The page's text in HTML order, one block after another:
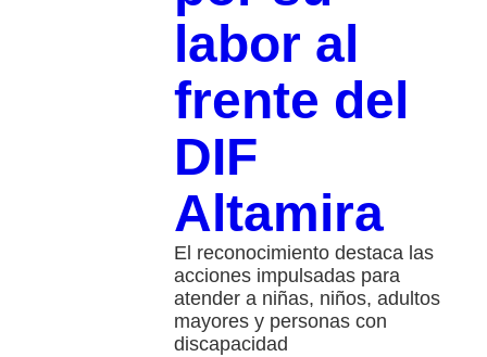
labor al
frente del
DIF
Altamira
El reconocimiento destaca las
acciones impulsadas para
atender a niñas, niños, adultos
mayores y personas con
discapacidad